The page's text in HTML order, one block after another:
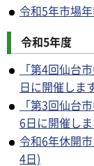
令和5年市場
令和5年度
「第4回仙台
日に開催しま
「第3回仙台
6日に開催し
令和6年休開
4日)